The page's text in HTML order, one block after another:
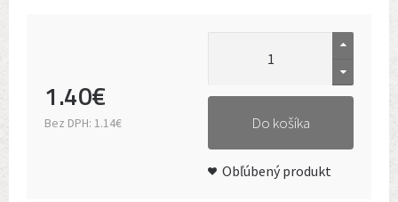
1.40€
Bez DPH: 1.14€ Do košíka
Obľúbený produkt